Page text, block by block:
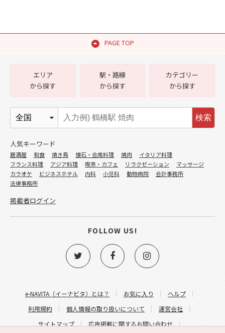
PAGE TOP
e-NAVITA（イーナビタ）とは？ お気に入り
ヘルプ
利用規約
個人情報の取り扱いについて
運営会社
サイトマップ
広告掲載に関するお問い合わせ
エリア
から探す
駅・路線
から探す
カテゴリー
から探す
検索
人気キーワード
居酒屋 和食 焼き鳥 懐石・会席料理 焼肉
イタリア料理
フランス料理
アジア料理 喫茶・カフェ リラクゼーション
マッサージ
カラオケ
ビジネスホテル 内科 小児科 動物病院
会計事務所
法律事務所
掲載者ログイン
FOLLOW US!